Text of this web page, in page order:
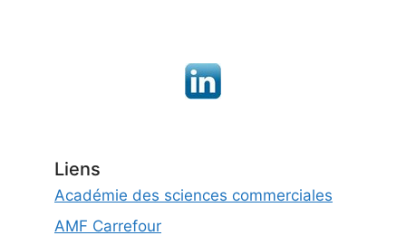
Liens
Académie des sciences commerciales
AMF Carrefour